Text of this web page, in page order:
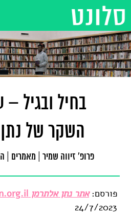
בחיל ובגיל –
השקר של
פרופ' זיווה שמיר מאמרים
פורסם:אתר נתן אלתרמן
24/7/2023